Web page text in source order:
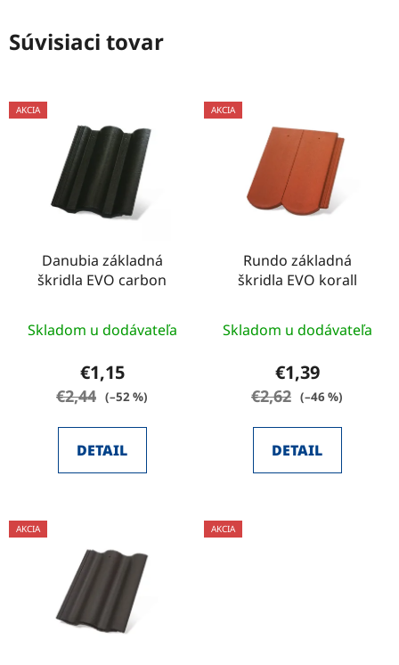
Súvisiaci tovar
AKCIA
Danubia základná
škridla EVO carbon
Skladom u dodávateľa
€1,15
€2,44 (–52 %)
DETAIL
AKCIA
Rundo základná
škridla EVO korall
Skladom u dodávateľa
€1,39
€2,62 (–46 %)
DETAIL
AKCIA AKCIA